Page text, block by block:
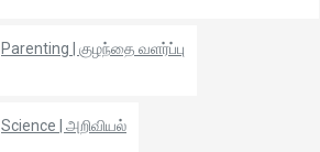
Parenting | குழந்தை வளர்ப்பு
Science | அறிவியல்